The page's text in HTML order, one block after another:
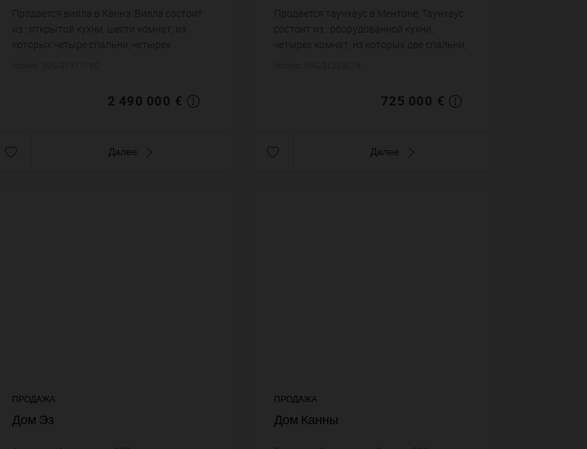
800 кв.м. зем. уч.
10 259,58 €
цена за кв.м.
Продается вилла в Каннэ. Вилла состоит
из : открытой кухни, шести комнат, из
которых четыре спальни, четырех
2 490 000 €
Далее
7 770,63 € цена за кв.м.
Продается таунхаус в Ментоне. Таунхаус
состоит из : оборудованной кухни,
четырех комнат, из которых две спальни,
725 000 €
Далее
ПРОДАЖА
Дом Эз
ПРОДАЖА
Дом Канны